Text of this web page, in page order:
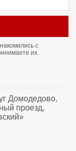
с
их.
Домодедово,
проезд,